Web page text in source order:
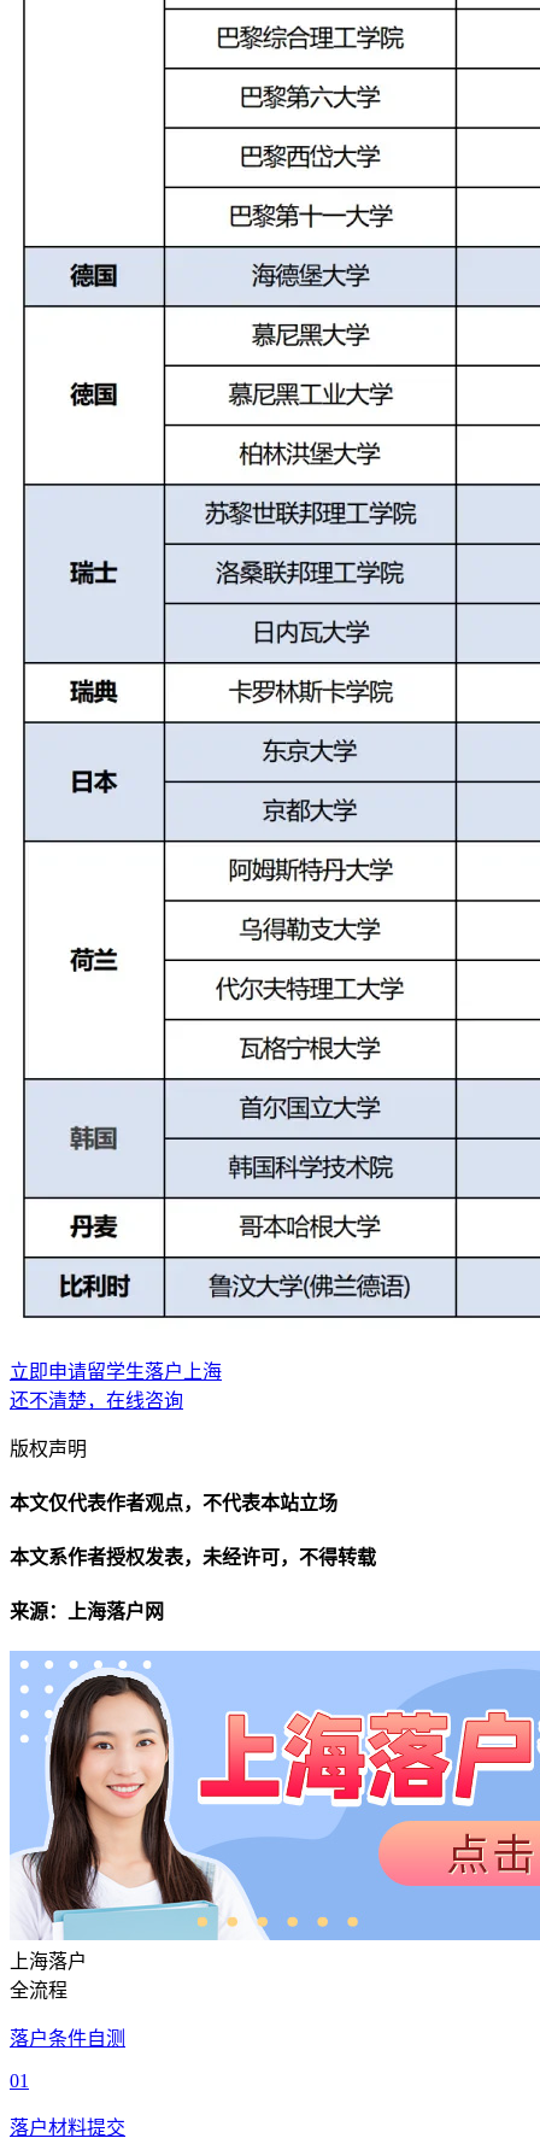
立即申请留学生落户上海
还不清楚，在线咨询
版权声明
本文仅代表作者观点，不代表本站立场
本文系作者授权发表，未经许可，不得转载
来源：上海落户网
上海落户
全流程
落户条件自测
01
落户材料提交